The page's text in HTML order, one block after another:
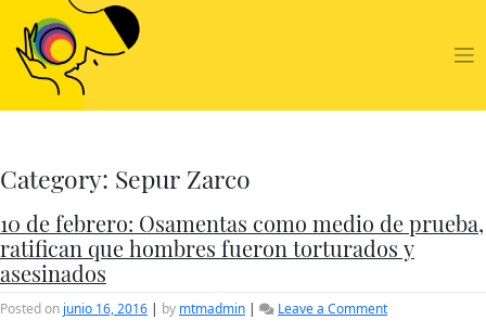
content
Category: Sepur Zarco
10 de febrero: Osamentas como medio de prueba,
ratifican que hombres fueron torturados y
asesinados
Posted on junio 16, 2016 | by mtmadmin | Leave a Commenton